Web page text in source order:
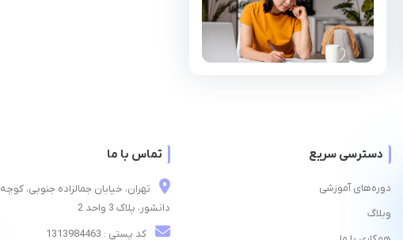
دسترسی سریع
دوره‌های آموزشی
وبلاگ
تماس با ما
تهران، خیابان جمالزاده جنوبی، کوچه
دانشور، پلاک 3 واحد 2
کد پستی : 1313984463